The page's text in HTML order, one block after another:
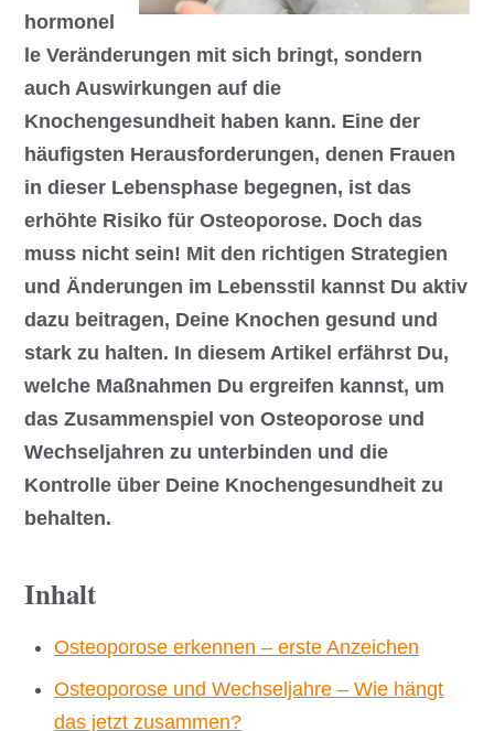
hormonel
le Veränderungen mit sich bringt, sondern
auch Auswirkungen auf die
Knochengesundheit haben kann. Eine der
häufigsten Herausforderungen, denen Frauen
in dieser Lebensphase begegnen, ist das
erhöhte Risiko für Osteoporose. Doch das
muss nicht sein! Mit den richtigen Strategien
und Änderungen im Lebensstil kannst Du aktiv
dazu beitragen, Deine Knochen gesund und
stark zu halten. In diesem Artikel erfährst Du,
welche Maßnahmen Du ergreifen kannst, um
das Zusammenspiel von Osteoporose und
Wechseljahren zu unterbinden und die
Kontrolle über Deine Knochengesundheit zu
behalten.
Inhalt
Osteoporose erkennen – erste Anzeichen
Osteoporose und Wechseljahre – Wie hängt
das jetzt zusammen?